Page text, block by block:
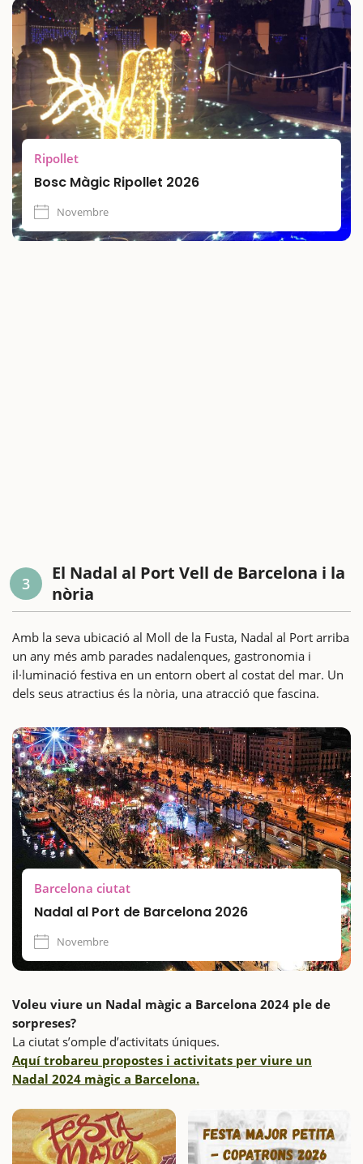
Ripollet
Bosc Màgic Ripollet 2026
Novembre
3
El Nadal al Port Vell de Barcelona i la
nòria
Amb la seva ubicació al Moll de la Fusta, Nadal al Port arriba
un any més amb parades nadalenques, gastronomia i
il·luminació festiva en un entorn obert al costat del mar. Un
dels seus atractius és la nòria, una atracció que fascina.
Barcelona ciutat
Nadal al Port de Barcelona 2026
Novembre
Voleu viure un Nadal màgic a Barcelona 2024 ple de
sorpreses?
La ciutat s’omple d’activitats úniques.
Aquí trobareu propostes i activitats per viure un
Nadal 2024 màgic a Barcelona.